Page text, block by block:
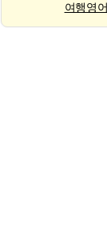
여행영어